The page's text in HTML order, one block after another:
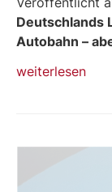
Deutschlands
Autobahn –
2025“
weiterlesen